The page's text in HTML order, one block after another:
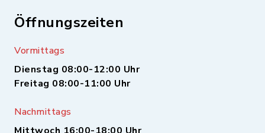
Öffnungszeiten
Vormittags
Dienstag 08:00-12:00 Uhr
Freitag 08:00-11:00 Uhr
Nachmittags